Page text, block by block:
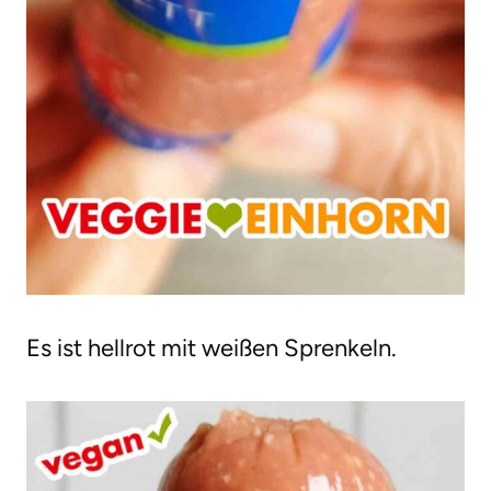
Es ist hellrot mit weißen Sprenkeln.